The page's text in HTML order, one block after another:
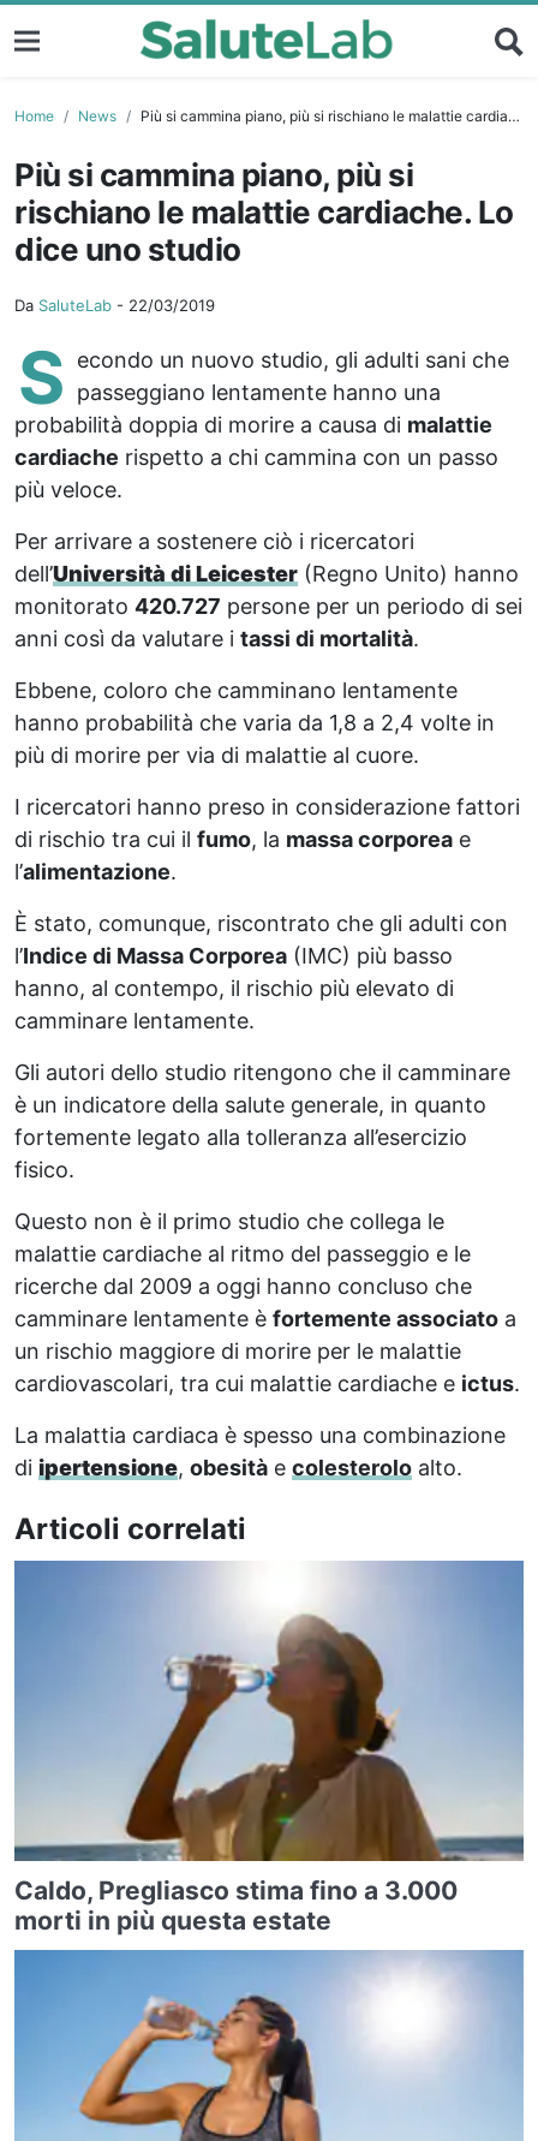
Home News Più si cammina piano, più si rischiano le malattie cardiache. Lo dice uno studio
Più si cammina piano, più si
rischiano le malattie cardiache. Lo
dice uno studio
Da SaluteLab - 22/03/2019
S
econdo un nuovo studio, gli adulti sani che
passeggiano lentamente hanno una
probabilità doppia di morire a causa di malattie
cardiache rispetto a chi cammina con un passo
più veloce.
Per arrivare a sostenere ciò i ricercatori
dell’Università di Leicester (Regno Unito) hanno
monitorato 420.727 persone per un periodo di sei
anni così da valutare i tassi di mortalità.
Ebbene, coloro che camminano lentamente
hanno probabilità che varia da 1,8 a 2,4 volte in
più di morire per via di malattie al cuore.
I ricercatori hanno preso in considerazione fattori
di rischio tra cui il fumo, la massa corporea e
l’alimentazione.
È stato, comunque, riscontrato che gli adulti con
l’Indice di Massa Corporea (IMC) più basso
hanno, al contempo, il rischio più elevato di
camminare lentamente.
Gli autori dello studio ritengono che il camminare
è un indicatore della salute generale, in quanto
fortemente legato alla tolleranza all’esercizio
fisico.
Questo non è il primo studio che collega le
malattie cardiache al ritmo del passeggio e le
ricerche dal 2009 a oggi hanno concluso che
camminare lentamente è fortemente associato a
un rischio maggiore di morire per le malattie
cardiovascolari, tra cui malattie cardiache e ictus.
La malattia cardiaca è spesso una combinazione
di ipertensione, obesità e colesterolo alto.
Articoli correlati
Caldo, Pregliasco stima fino a 3.000
morti in più questa estate